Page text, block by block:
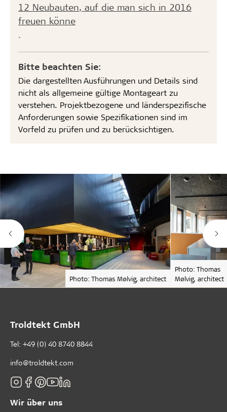
12 Neubauten, auf die man sich in 2016
freuen könne
.
Bitte beachten Sie:
Die dargestellten Ausführungen und Details sind
nicht als allgemeine gültige Montageart zu
verstehen. Projektbezogene und länderspezifische
Anforderungen sowie Spezifikationen sind im
Vorfeld zu prüfen und zu berücksichtigen.
Photo: Thomas Mølvig, architect
Photo: Thomas
Mølvig, architect
Troldtekt GmbH
Tel: +49 (0) 40 8740 8844
info@troldtekt.com
Wir über uns